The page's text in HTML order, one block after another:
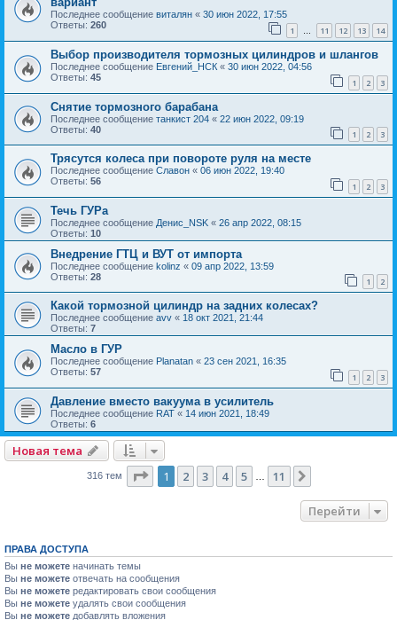
Последнее сообщение виталян « 30 июн 2022, 17:55
Ответы: 260 1 … 11 12 13 14
Выбор производителя тормозных цилиндров и шлангов
Последнее сообщение Евгений_НСК « 30 июн 2022, 04:56
Ответы: 45 1 2 3
Снятие тормозного барабана
Последнее сообщение танкист 204 « 22 июн 2022, 09:19
Ответы: 40 1 2 3
Трясутся колеса при повороте руля на месте
Последнее сообщение Славон « 06 июн 2022, 19:40
Ответы: 56 1 2 3
Течь ГУРа
Последнее сообщение Денис_NSK « 26 апр 2022, 08:15
Ответы: 10
Внедрение ГТЦ и ВУТ от импорта
Последнее сообщение kolinz « 09 апр 2022, 13:59
Ответы: 28 1 2
Какой тормозной цилиндр на задних колесах?
Последнее сообщение avv « 18 окт 2021, 21:44
Ответы: 7
Масло в ГУР
Последнее сообщение Planatan « 23 сен 2021, 16:35
Ответы: 57 1 2 3
Давление вместо вакуума в усилитель
Последнее сообщение RAT « 14 июн 2021, 18:49
Ответы: 6
Новая тема
316 тем Страница из 11
1 2 3 4 5 11
Перейти
ПРАВА ДОСТУПА
Вы не можете начинать темы
Вы не можете отвечать на сообщения
Вы не можете редактировать свои сообщения
Вы не можете удалять свои сообщения
Вы не можете добавлять вложения